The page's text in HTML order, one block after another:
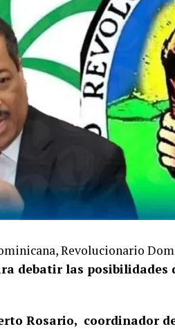
Revolucionario
debatir las posibilidades
Rosario, coordinador